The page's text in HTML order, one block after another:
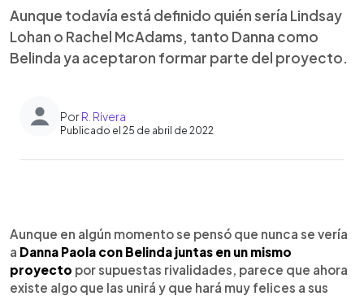
Aunque todavía está definido quién sería Lindsay
Lohan o Rachel McAdams, tanto Danna como
Belinda ya aceptaron formar parte del proyecto.
PorR. Rivera
Publicado el 25 de abril de 2022
Escuchar artículo
Aunque en algún momento se pensó que nunca se vería
a Danna Paola con Belinda juntas en un mismo
proyecto por supuestas rivalidades, parece que ahora
existe algo que las unirá y que hará muy felices a sus